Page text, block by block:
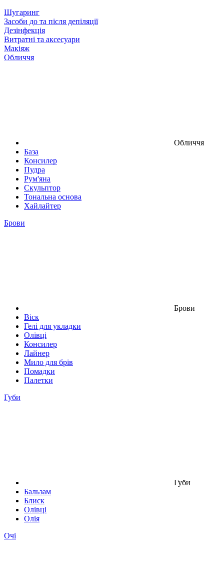
Шугаринг
Засоби до та після депіляції
Дезінфекція
Витратні та аксесуари
Макіяж
Обличчя
Обличчя
База
Консилер
Пудра
Рум'яна
Скульптор
Тональна основа
Хайлайтер
Брови
Брови
Віск
Гелі для укладки
Олівці
Консилер
Лайнер
Мило для брів
Помадки
Палетки
Губи
Губи
Бальзам
Блиск
Олівці
Олія
Очі